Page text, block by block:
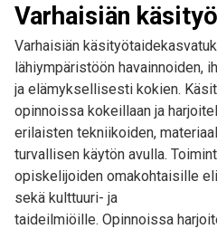
Varhaisiän
Varhaisiän
lähiympäristöön havainnoiden,
ja elämyksellisesti kokien.
opinnoissa kokeillaan ja
erilaisten tekniikoiden,
turvallisen käytön avulla.
opiskelijoiden omakohtaisille
sekä kulttuuri- ja
taideilmiöille. Opinnoissa